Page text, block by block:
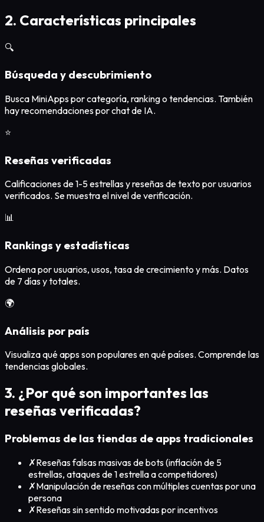
2. Características principales
🔍
Búsqueda y descubrimiento
Busca MiniApps por categoría, ranking o tendencias. También
hay recomendaciones por chat de IA.
⭐
Reseñas verificadas
Calificaciones de 1-5 estrellas y reseñas de texto por usuarios
verificados. Se muestra el nivel de verificación.
📊
Rankings y estadísticas
Ordena por usuarios, usos, tasa de crecimiento y más. Datos
de 7 días y totales.
🌍
Análisis por país
Visualiza qué apps son populares en qué países. Comprende las
tendencias globales.
3. ¿Por qué son importantes las
reseñas verificadas?
Problemas de las tiendas de apps tradicionales
✗Reseñas falsas masivas de bots (inflación de 5
estrellas, ataques de 1 estrella a competidores)
✗Manipulación de reseñas con múltiples cuentas por una
persona
✗Reseñas sin sentido motivadas por incentivos